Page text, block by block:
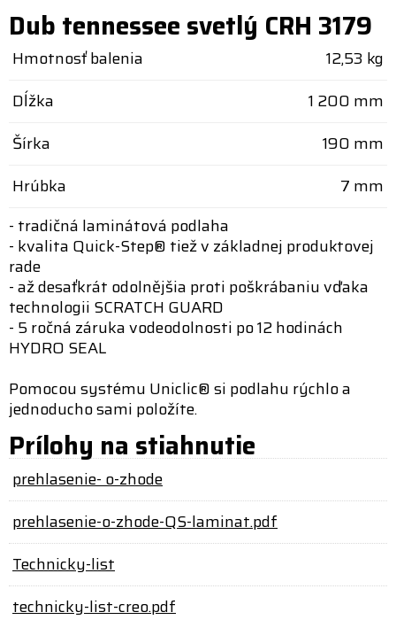
Dub tennessee svetlý CRH 3179
Hmotnosť balenia
12,53 kg
Dĺžka
1 200 mm
Šírka
190 mm
Hrúbka
7 mm
- tradičná laminátová podlaha
- kvalita Quick-Step® tiež v základnej produktovej
rade
- až desaťkrát odolnějšia proti poškrábaniu vďaka
technologii SCRATCH GUARD
- 5 ročná záruka vodeodolnosti po 12 hodinách
HYDRO SEAL
Pomocou systému Uniclic® si podlahu rýchlo a
jednoducho sami položíte.
Prílohy na stiahnutie
prehlasenie- o-zhode
prehlasenie-o-zhode-QS-laminat.pdf
Technicky-list
technicky-list-creo.pdf